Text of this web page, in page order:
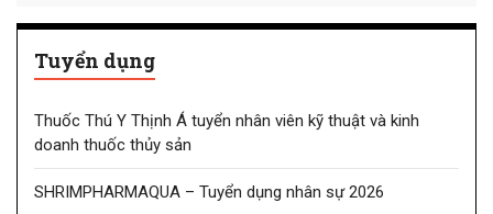
Tuyển dụng
Thuốc Thú Y Thịnh Á tuyển nhân viên kỹ thuật và kinh
doanh thuốc thủy sản
SHRIMPHARMAQUA – Tuyển dụng nhân sự 2026